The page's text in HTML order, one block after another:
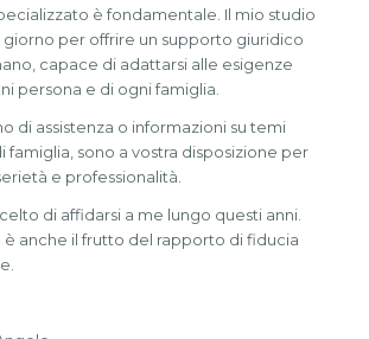
è fondamentale. Il mio studio
giorno per offrire un supporto giuridico
capace di adattarsi alle esigenze
persona e di ogni famiglia.
di assistenza o informazioni su temi
famiglia, sono a vostra disposizione per
e professionalità.
di affidarsi a me lungo questi anni.
è anche il frutto del rapporto di fiducia